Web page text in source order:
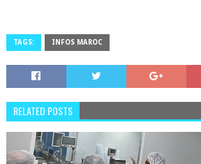
TAGS: INFOS MAROC
RELATED POSTS